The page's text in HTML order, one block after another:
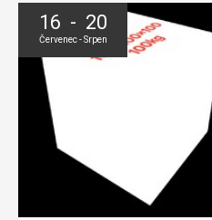
16 - 20
Červenec - Srpen